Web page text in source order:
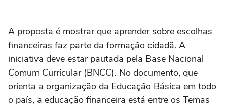
A proposta é mostrar que aprender sobre escolhas
financeiras faz parte da formação cidadã. A
iniciativa deve estar pautada pela Base Nacional
Comum Curricular (BNCC). No documento, que
orienta a organização da Educação Básica em todo
o país, a educação financeira está entre os Temas